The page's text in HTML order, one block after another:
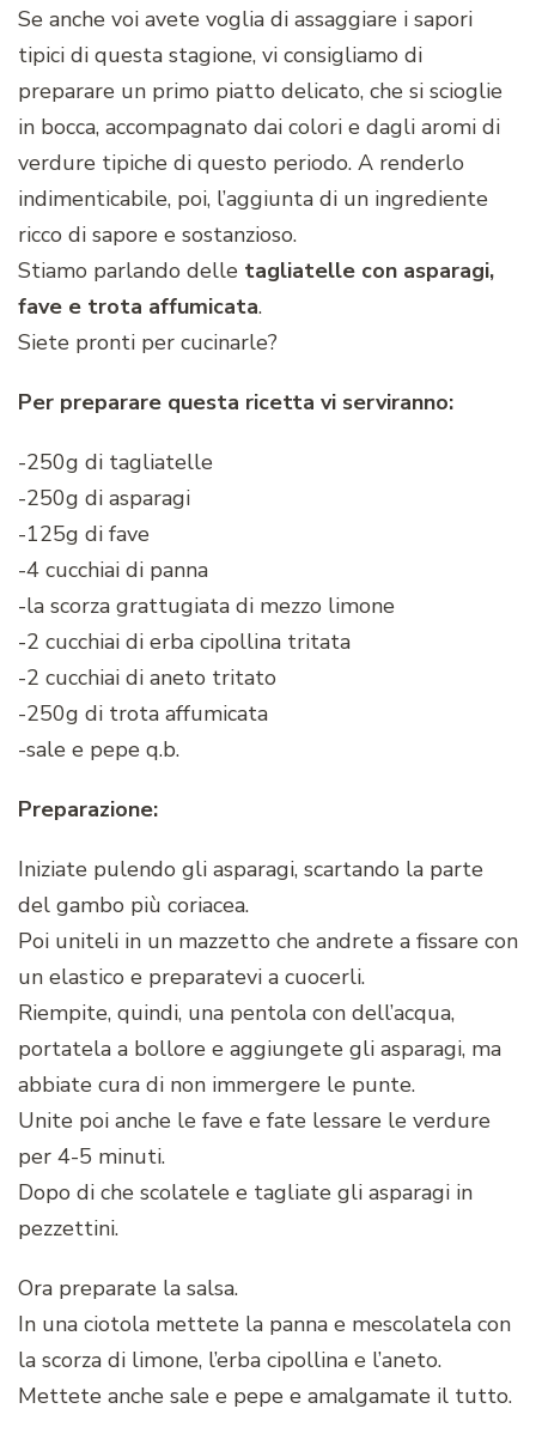
Se anche voi avete voglia di assaggiare i sapori
tipici di questa stagione, vi consigliamo di
preparare un primo piatto delicato, che si scioglie
in bocca, accompagnato dai colori e dagli aromi di
verdure tipiche di questo periodo. A renderlo
indimenticabile, poi, l’aggiunta di un ingrediente
ricco di sapore e sostanzioso.
Stiamo parlando delle tagliatelle con asparagi,
fave e trota affumicata.
Siete pronti per cucinarle?
Per preparare questa ricetta vi serviranno:
-250g di tagliatelle
-250g di asparagi
-125g di fave
-4 cucchiai di panna
-la scorza grattugiata di mezzo limone
-2 cucchiai di erba cipollina tritata
-2 cucchiai di aneto tritato
-250g di trota affumicata
-sale e pepe q.b.
Preparazione:
Iniziate pulendo gli asparagi, scartando la parte
del gambo più coriacea.
Poi uniteli in un mazzetto che andrete a fissare con
un elastico e preparatevi a cuocerli.
Riempite, quindi, una pentola con dell’acqua,
portatela a bollore e aggiungete gli asparagi, ma
abbiate cura di non immergere le punte.
Unite poi anche le fave e fate lessare le verdure
per 4-5 minuti.
Dopo di che scolatele e tagliate gli asparagi in
pezzettini.
Ora preparate la salsa.
In una ciotola mettete la panna e mescolatela con
la scorza di limone, l’erba cipollina e l’aneto.
Mettete anche sale e pepe e amalgamate il tutto.